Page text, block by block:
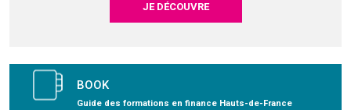
JE DÉCOUVRE
BOOK
Guide des formations en finance Hauts-de-France